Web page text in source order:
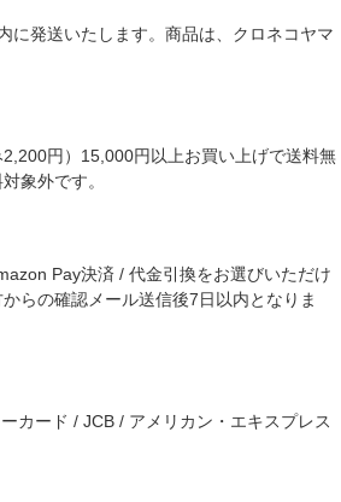
に発送いたします。商品は、クロネコヤマ
円）15,000円以上お買い上げで送料無
象外です。
Pay決済 / 代金引換をお選びいただけ
らの確認メール送信後7日以内となりま
カード / JCB / アメリカン・エキスプレス